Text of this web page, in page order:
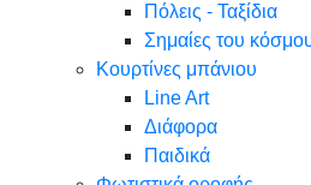
Πόλεις - Ταξίδια
Σημαίες του
Κουρτίνες μπάνιου
Line Art
Διάφορα
Παιδικά